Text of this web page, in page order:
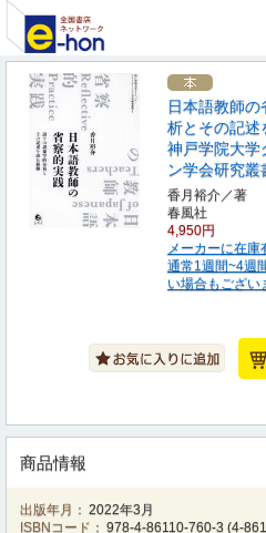
日本語教師
析とその記述
神戸学院大学
ン学会研究
香月裕介／著
春風社
4,950円
メーカーに在
通常1週間~4週
い場合もござい
商品情報
出版年月： 2022年3月
ISBNコード： 978-4-86110-760-3 (4-